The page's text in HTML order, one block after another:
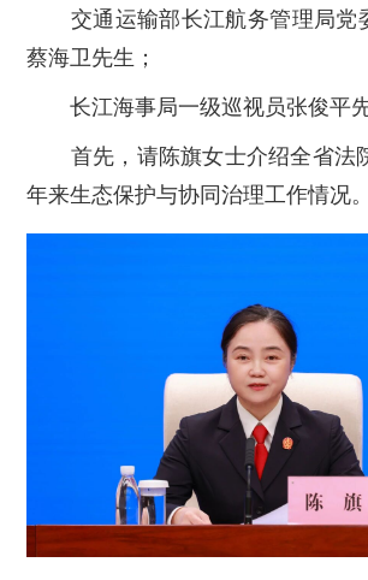
交通运输部长江航务管理局党
蔡海卫先生；
长江海事局一级巡视员张俊平先
首先，请陈旗女士介绍全省法
年来生态保护与协同治理工作情况。